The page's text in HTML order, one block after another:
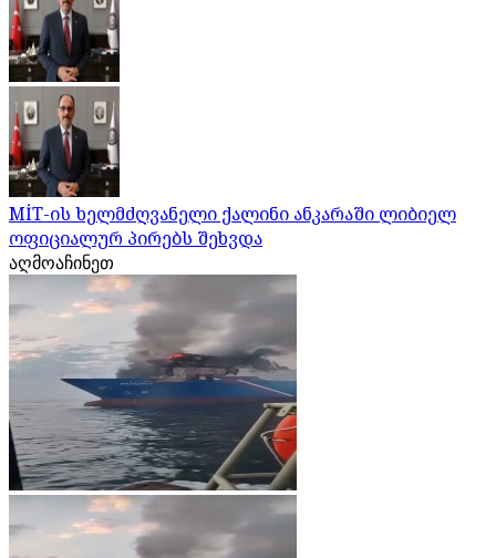
MİT-ის ხელმძღვანელი ქალინი ანკარაში ლიბიელ
ოფიციალურ პირებს შეხვდა
აღმოაჩინეთ